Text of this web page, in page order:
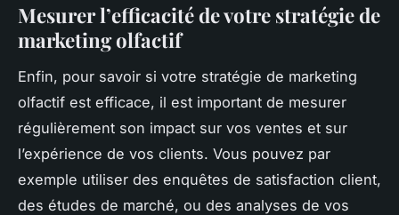
Mesurer l’efficacité de votre stratégie de
marketing olfactif
Enfin, pour savoir si votre stratégie de marketing
olfactif est efficace, il est important de mesurer
régulièrement son impact sur vos ventes et sur
l’expérience de vos clients. Vous pouvez par
exemple utiliser des enquêtes de satisfaction client,
des études de marché, ou des analyses de vos